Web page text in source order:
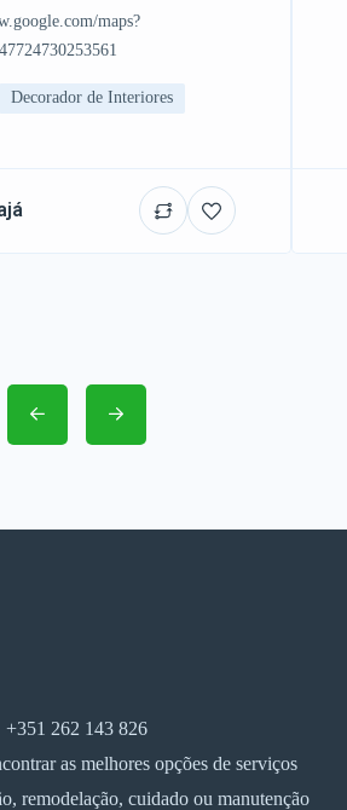
maps?
Decorador de Interiores
+351 262 143 826
as melhores opções de serviços
remodelação, cuidado ou manutenção